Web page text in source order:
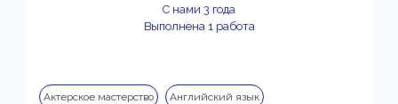
С нами 3 года
Выполнена 1 работа
Актерское мастерство Английский язык